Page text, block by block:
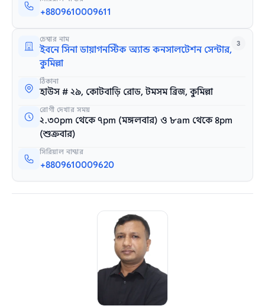
+8809610009611
3
চেম্বার নাম
ইবনে সিনা ডায়াগনস্টিক অ্যান্ড কনসালটেশন সেন্টার,
কুমিল্লা
ঠিকানা
হাউস # ২৯, কোটবাড়ি রোড, টমসম ব্রিজ, কুমিল্লা
রোগী দেখার সময়
২.৩০pm থেকে ৭pm (মঙ্গলবার) ও ৮am থেকে ৪pm
(শুক্রবার)
সিরিয়াল নাম্বার
+8809610009620